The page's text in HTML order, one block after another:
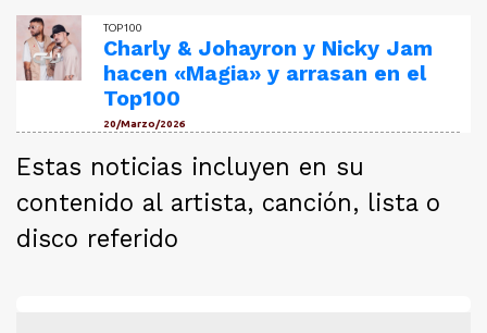
TOP100
Charly & Johayron y Nicky Jam
hacen «Magia» y arrasan en el
Top100
20/Marzo/2026
Estas noticias incluyen en su
contenido al artista, canción, lista o
disco referido